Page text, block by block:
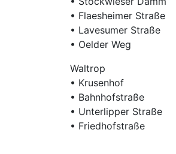
• Flaesheimer Straße
• Lavesumer Straße
• Oelder Weg
Waltrop
• Krusenhof
• Bahnhofstraße
• Unterlipper Straße
• Friedhofstraße